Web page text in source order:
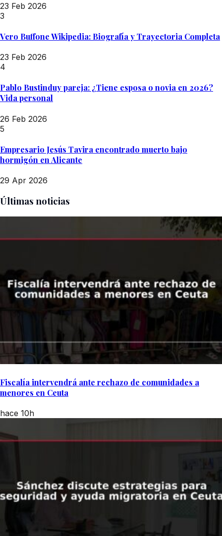
23 Feb 2026
3
Vero Buffone Wikipedia: Biografía y Trayectoria Completa
23 Feb 2026
4
Pablo Bustinduy pareja: ¿Tiene esposa o novia en 2026?
Vida personal
26 Feb 2026
5
Empresario Jesús Tavira encontrado muerto bajo
hormigón en Alicante
29 Apr 2026
Últimas noticias
Fiscalía intervendrá ante rechazo de comunidades a
menores en Ceuta
hace 10h